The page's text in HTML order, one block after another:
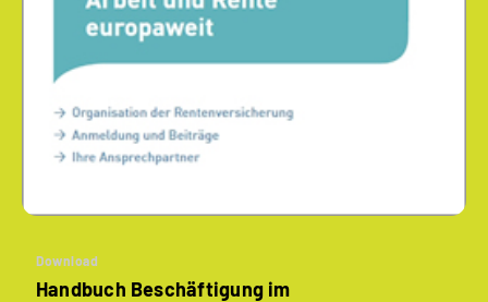
Download
Handbuch Beschäftigung im